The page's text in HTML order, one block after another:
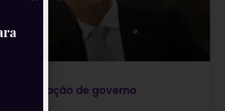
Avaliação de governo